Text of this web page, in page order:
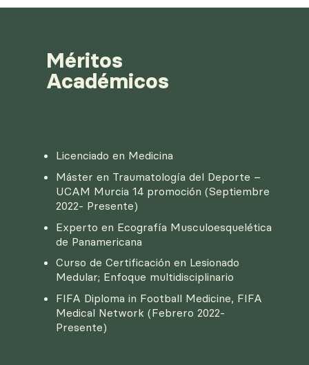
Méritos
Académicos
Licenciado en Medicina
Máster en Traumatología del Deporte –
UCAM Murcia 14 promoción (Septiembre
2022- Presente)
Experto en Ecografía Musculoesquelética
de Panamericana
Curso de Certificación en Lesionado
Medular; Enfoque multidisciplinario
FIFA Diploma in Football Medicine, FIFA
Medical Network (Febrero 2022-
Presente)